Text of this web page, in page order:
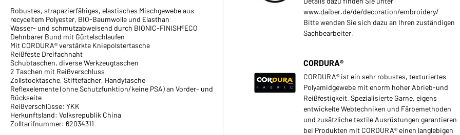
Robustes, strapazierfähiges, elastisches Mischgewebe aus
recyceltem Polyester, BIO-Baumwolle und Elasthan
Wasser- und schmutzabweisend durch BIONIC-FINISH®ECO
Dehnbarer Bund mit Gürtelschlaufen
Mit CORDURA® verstärkte Kniepolstertasche
Reißfeste Dreifachnaht
Schubtaschen, diverse Werkzeugtaschen
2 Taschen mit Reißverschluss
Zollstocktasche, Stiftefächer, Handytasche
Reflexelemente (ohne Schutzfunktion/keine PSA) an Vorder- und
Rückseite
Reißverschlüsse: YKK
Herkunftsland: Volksrepublik China
Zolltarifnummer: 62034311
www.daiber.de/de/decoration/embroidery/
Bitte wenden Sie sich dazu an Ihren zuständigen
Sachbearbeiter.
CORDURA®
CORDURA® ist ein sehr robustes, texturiertes
Polyamidgewebe mit enorm hoher Abrieb-und
Reißfestigkeit. Spezialisierte Garne, eigens
entwickelte Webtechniken und Färbemethoden
und zusätzliche textile Ausrüstungen garantieren
bei Produkten mit CORDURA® einen langlebigen